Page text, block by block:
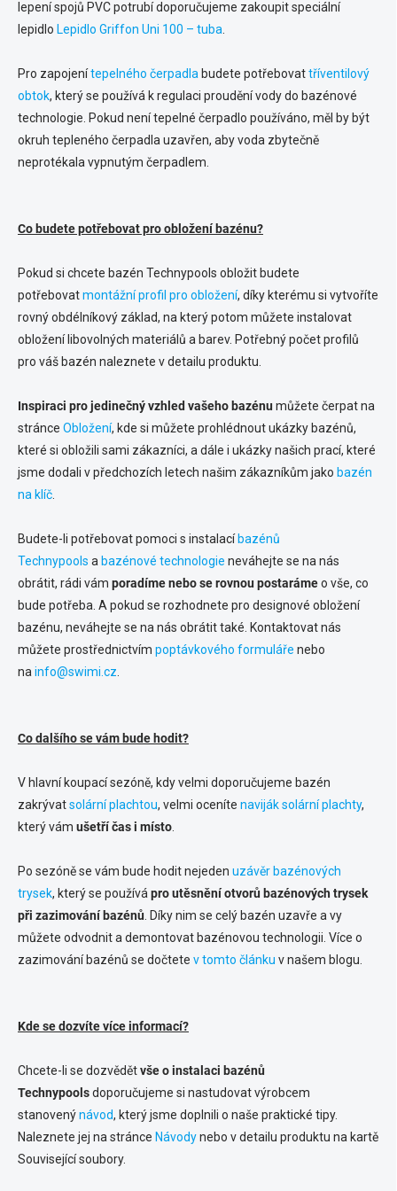
lepení spojů PVC potrubí doporučujeme zakoupit speciální
lepidlo Lepidlo Griffon Uni 100 – tuba
Pro zapojenítepelného čerpadla budete potřebovattříventilový
obtok, který se používá k regulaci proudění vody do bazénové
technologie. Pokud není tepelné čerpadlo používáno, měl by být
okruh tepleného čerpadla uzavřen, aby voda zbytečně
neprotékala vypnutým čerpadlem.
Co budete potřebovat pro obložení bazénu?
Pokud si chcete bazén Technypools obložit budete
potřebovatmontážní profil pro obložení, díky kterému si vytvoříte
rovný obdélníkový základ, na který potom můžete instalovat
obložení libovolných materiálů a barev. Potřebný počet profilů
pro váš bazén naleznete v detailu produktu.
Inspiraci pro jedinečný vzhled vašeho bazénumůžete čerpat na
stránce Obložení, kde si můžete prohlédnout ukázky bazénů,
které si obložili sami zákazníci, a dále i ukázky našich prací, které
jsme dodali v předchozích letech našim zákazníkům jako bazén
na klíč
Budete-li potřebovat pomoci s instalací bazénů
Technypools a bazénové technologie neváhejte se na nás
obrátit, rádi vám poradíme nebo se rovnou postarámeo vše, co
bude potřeba. A pokud se rozhodnete pro designové obložení
bazénu, neváhejte se na nás obrátit také. Kontaktovat nás
můžete prostřednictvím poptávkového formuláře nebo
na info@swimi.cz
Co dalšího se vám bude hodit?
V hlavní koupací sezóně, kdy velmi doporučujeme bazén
zakrývatsolární plachtou, velmi oceníte naviják solární plachty,
který vám ušetří čas i místo
Po sezóně se vám bude hodit nejeden uzávěr bazénových
trysek, který se používá pro utěsnění otvorů bazénových trysek
při zazimování bazénů . Díky nim se celý bazén uzavře a vy
můžete odvodnit a demontovat bazénovou technologii. Více o
zazimování bazénů se dočtete v tomto článku v našem blogu.
Kde se dozvíte více informací?
Chcete-li se dozvědětvše o instalaci bazénů
Technypoolsdoporučujeme si nastudovat výrobcem
stanovenýnávod, který jsme doplnili o naše praktické tipy.
Naleznete jej na stránce Návodynebo v detailu produktu na kartě
Související soubory.